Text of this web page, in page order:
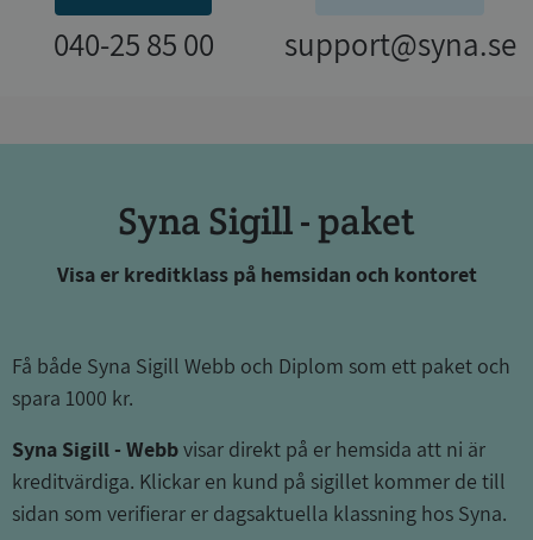
040-25 85 00 support@syna.se
Syna Sigill - paket
Visa er kreditklass på hemsidan och kontoret
Få både Syna Sigill Webb och Diplom som ett paket och
spara 1000 kr.
Syna Sigill - Webbvisar direkt på er hemsida att ni är
kreditvärdiga. Klickar en kund på sigillet kommer de till
sidan som verifierar er dagsaktuella klassning hos Syna.